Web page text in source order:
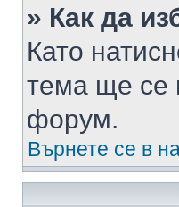
» Как да
Като
тема ще се
форум.
Върнете се в